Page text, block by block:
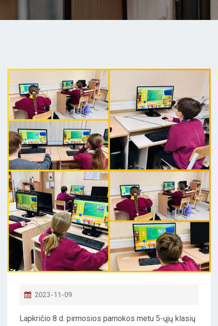
P
S
2023-11-09
Lapkričio 8 d. pirmosios pamokos metu 5-ųjų klasių